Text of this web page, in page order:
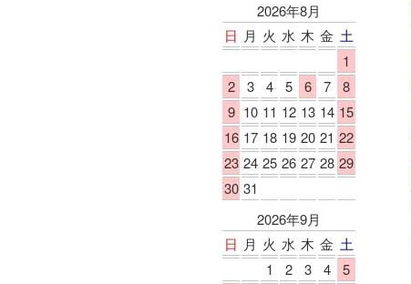
2026年8月
日 月 火 水 木 金 土
1
2
3 4 5 6 7
8
9 10 11 12 13 14 15
16 17 18 19 20 21 22
23 24 25 26 27 28 29
30 31
2026年9月
日 月 火 水 木 金 土
1
2 3 4
5